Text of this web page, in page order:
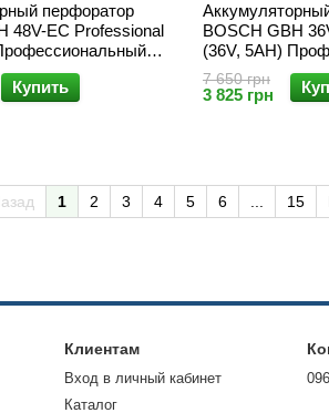
перфоратор
48V-EC Professional
Бош
Купить
BOSCH GBH
(36V, 5AH)
перфоратор
7 650 грн
3 825 грн
1 2 3 4 5 6 15
Клиентам
Вход в личный кабинет
Каталог